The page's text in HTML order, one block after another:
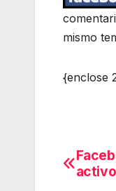
mismo
{enclose